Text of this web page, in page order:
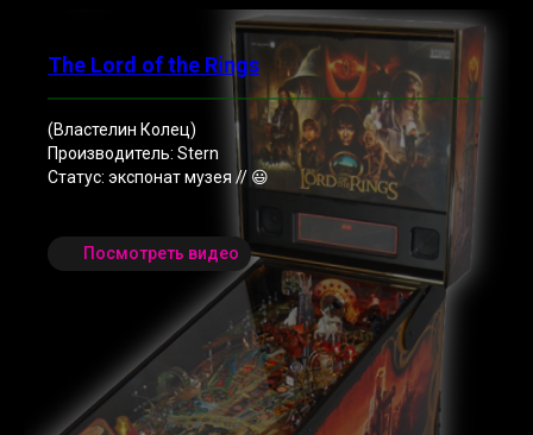
The Lord of the Rings
(Властелин Колец)
Производитель: Stern
Статус: экспонат музея // 😃
Посмотреть видео